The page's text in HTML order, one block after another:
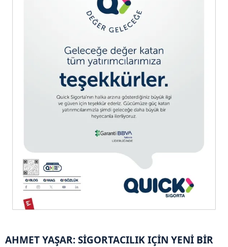
AHMET YAŞAR: SİGORTACILIK IÇİN YENİ BİR